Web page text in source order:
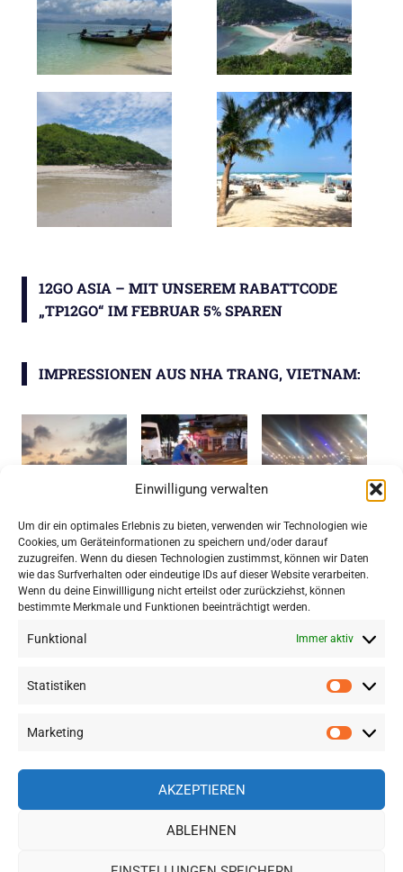
Einwilligung verwalten
Um dir ein optimales Erlebnis zu bieten, verwenden wir Technologien wie
Cookies, um Geräteinformationen zu speichern und/oder darauf
zuzugreifen. Wenn du diesen Technologien zustimmst, können wir Daten
wie das Surfverhalten oder eindeutige IDs auf dieser Website verarbeiten.
Wenn du deine Einwillligung nicht erteilst oder zurückziehst, können
bestimmte Merkmale und Funktionen beeinträchtigt werden.
Funktional Immer aktiv
Statistiken
Marketing
AKZEPTIEREN
ABLEHNEN
12GO ASIA – MIT UNSEREM RABATTCODE
„TP12GO“ IM FEBRUAR 5% SPAREN
IMPRESSIONEN AUS NHA TRANG, VIETNAM:
LUGAUSWAHL IN SÜDOSTASIEN ZU S
WordPress-Theme: Gridbox von ThemeZee.